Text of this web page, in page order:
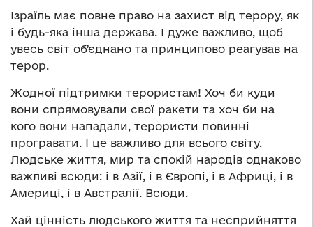
Ізраїль має повне право на захист від терору, як
і будь-яка інша держава. І дуже важливо, щоб
увесь світ обʼєднано та принципово реагував на
терор.
Жодної підтримки терористам! Хоч би куди
вони спрямовували свої ракети та хоч би на
кого вони нападали, терористи повинні
програвати. І це важливо для всього світу.
Людське життя, мир та спокій народів однаково
важливі всюди: і в Азії, і в Європі, і в Африці, і в
Америці, і в Австралії. Всюди.
Хай цінність людського життя та несприйняття